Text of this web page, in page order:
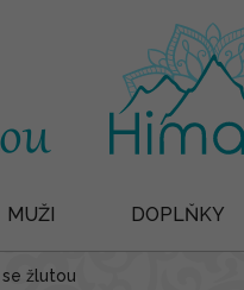
MUŽI DOPLŇKY
žlutou